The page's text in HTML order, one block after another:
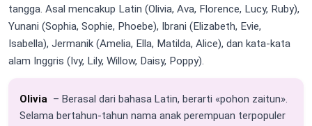
tangga. Asal mencakup Latin (Olivia, Ava, Florence, Lucy, Ruby),
Yunani (Sophia, Sophie, Phoebe), Ibrani (Elizabeth, Evie,
Isabella), Jermanik (Amelia, Ella, Matilda, Alice), dan kata-kata
alam Inggris (Ivy, Lily, Willow, Daisy, Poppy).
Olivia – Berasal dari bahasa Latin, berarti «pohon zaitun».
Selama bertahun-tahun nama anak perempuan terpopuler